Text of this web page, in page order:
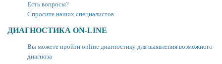
Есть вопросы?
Спросите наших специалистов
ДИАГНОСТИКА ON-LINE
Вы можете пройти online диагностику для выявления возможного
диагноза